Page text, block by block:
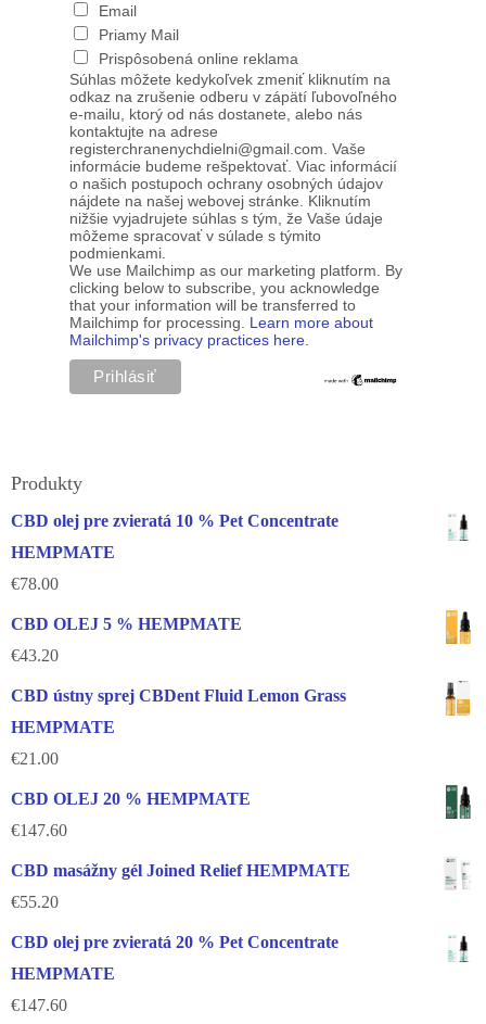
Email
Priamy Mail
Prispôsobená online reklama
Súhlas môžete kedykoľvek zmeniť kliknutím na
odkaz na zrušenie odberu v zápätí ľubovoľného
e-mailu, ktorý od nás dostanete, alebo nás
kontaktujte na adrese
registerchranenychdielni@gmail.com. Vaše
informácie budeme rešpektovať. Viac informácií
o našich postupoch ochrany osobných údajov
nájdete na našej webovej stránke. Kliknutím
nižšie vyjadrujete súhlas s tým, že Vaše údaje
môžeme spracovať v súlade s týmito
podmienkami.
We use Mailchimp as our marketing platform. By
clicking below to subscribe, you acknowledge
that your information will be transferred to
Mailchimp for processing. Learn more about
Mailchimp's privacy practices here.
Produkty
CBD olej pre zvieratá 10 % Pet Concentrate
HEMPMATE
€78.00
CBD OLEJ 5 % HEMPMATE
€43.20
CBD ústny sprej CBDent Fluid Lemon Grass
HEMPMATE
€21.00
CBD OLEJ 20 % HEMPMATE
€147.60
CBD masážny gél Joined Relief HEMPMATE
€55.20
CBD olej pre zvieratá 20 % Pet Concentrate
HEMPMATE
€147.60